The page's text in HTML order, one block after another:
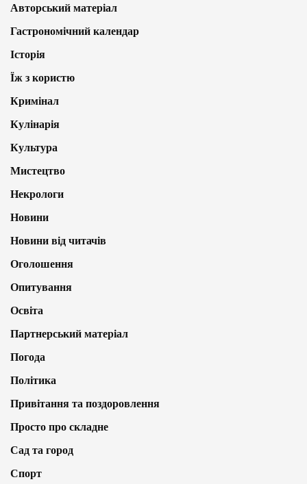
Авторський матеріал
Гастрономічний календар
Історія
Їж з користю
Кримінал
Кулінарія
Культура
Мистецтво
Некрологи
Новини
Новини від читачів
Оголошення
Опитування
Освіта
Партнерський матеріал
Погода
Політика
Привітання та поздоровлення
Просто про складне
Сад та город
Спорт